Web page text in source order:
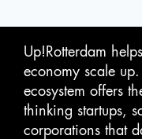
Up!Rotterdam
economy scale up.
ecosystem offers
thinking startups,
corporations that